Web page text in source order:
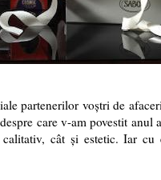
partenerilor voștri de
care v-am povestit anul
cât și estetic. Iar